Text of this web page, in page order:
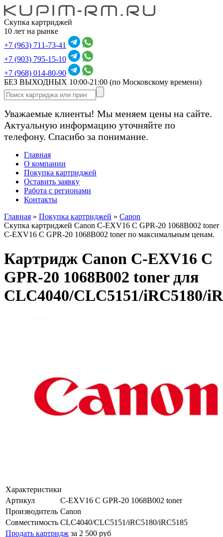
Скупка картриджей
10 лет на рынке
+7 (963) 711-73-41
+7 (903) 795-15-10
+7 (968) 014-80-90
БЕЗ ВЫХОДНЫХ 10:00-21:00 (по Московскому времени)
Уважаемые клиенты! Мы меняем цены на сайте.
Актуальную информацию уточняйте по
телефону. Спасибо за понимание.
Главная
О компании
Покупка картриджей
Оставить заявку
Работа с регионами
Контакты
Главная » Покупка картриджей » Canon
Скупка картриджей Canon C-EXV16 C GPR-20 1068B002 toner
C-EXV16 C GPR-20 1068B002 toner по максимальным ценам.
Картридж Canon C-EXV16 C
GPR-20 1068B002 toner для
CLC4040/CLC5151/iRC5180/
Характеристики
Артикул
C-EXV16 C GPR-20 1068B002 toner
Производитель Canon
Совместимость CLC4040/CLC5151/iRC5180/iRC5185
Продать картридж за 2 500 руб